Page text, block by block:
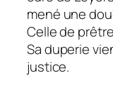
mené une
Celle de
Sa duperie
justice.